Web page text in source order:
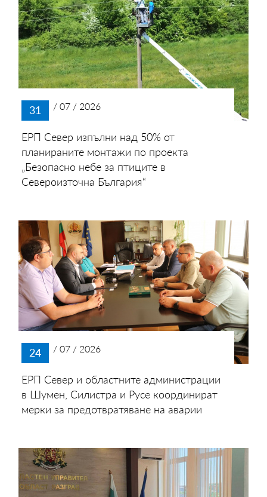
31 / 07 / 2026
ЕРП Север изпълни над 50% от
планираните монтажи по проекта
„Безопасно небе за птиците в
Североизточна България“
24 / 07 / 2026
ЕРП Север и областните администрации
в Шумен, Силистра и Русе координират
мерки за предотвратяване на аварии